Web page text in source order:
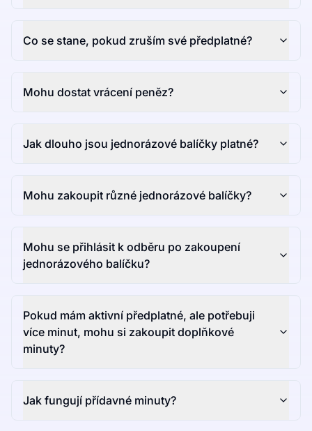
Co se stane, pokud zruším své předplatné?
Mohu dostat vrácení peněz?
Jak dlouho jsou jednorázové balíčky platné?
Mohu zakoupit různé jednorázové balíčky?
Mohu se přihlásit k odběru po zakoupení
jednorázového balíčku?
Pokud mám aktivní předplatné, ale potřebuji
více minut, mohu si zakoupit doplňkové
minuty?
Jak fungují přídavné minuty?